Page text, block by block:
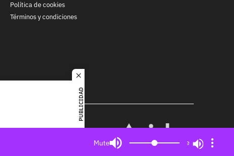
close
PUBLICIDAD
Política de cookies
Términos y condiciones
All
Mute Mute